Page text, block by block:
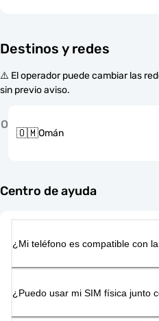
Destinos y redes
⚠️ El operador puede cambiar las
sin previo aviso.
O
🇴🇲Omán
Centro de ayuda
¿Mi teléfono es compatible con
¿Puedo usar mi SIM física junto